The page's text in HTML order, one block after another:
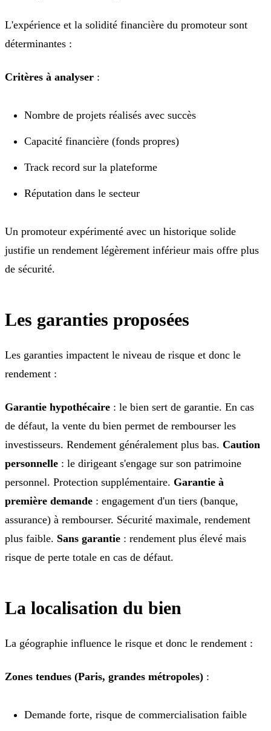
L'expérience et la solidité financière du promoteur sont
déterminantes :
Critères à analyser :
Nombre de projets réalisés avec succès
Capacité financière (fonds propres)
Track record sur la plateforme
Réputation dans le secteur
Un promoteur expérimenté avec un historique solide
justifie un rendement légèrement inférieur mais offre plus
de sécurité.
Les garanties proposées
Les garanties impactent le niveau de risque et donc le
rendement :
Garantie hypothécaire : le bien sert de garantie. En cas
de défaut, la vente du bien permet de rembourser les
investisseurs. Rendement généralement plus bas. Caution
personnelle : le dirigeant s'engage sur son patrimoine
personnel. Protection supplémentaire. Garantie à
première demande : engagement d'un tiers (banque,
assurance) à rembourser. Sécurité maximale, rendement
plus faible. Sans garantie : rendement plus élevé mais
risque de perte totale en cas de défaut.
La localisation du bien
La géographie influence le risque et donc le rendement :
Zones tendues (Paris, grandes métropoles) :
Demande forte, risque de commercialisation faible